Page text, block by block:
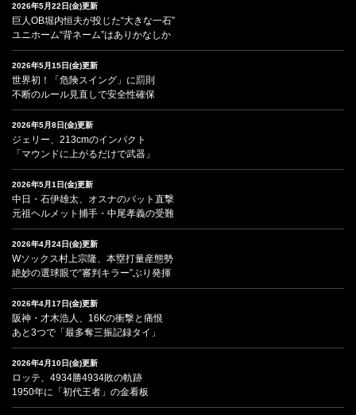
2026年5月22日(金)更新
巨人OB堀内恒夫が投じた“大きな一石”
ユニホーム“背ネーム”はありかなしか
2026年5月15日(金)更新
世界初！「危険スイング」に罰則
不断のルール見直しで安全性確保
2026年5月8日(金)更新
ジェリー、213cmのインパクト
「マウンドに上がるだけで武器」
2026年5月1日(金)更新
中日・石伊雄太、オスナのバット直撃
元祖ヘルメット捕手・中尾孝義の受難
2026年4月24日(金)更新
Wソックス村上宗隆、本塁打量産態勢
絶妙の選球眼で“審判キラー”ぶり発揮
2026年4月17日(金)更新
阪神・才木浩人、16Kの衝撃と痛恨
あと3つで「最多奪三振記録タイ」
2026年4月10日(金)更新
ロッテ、4934勝4934敗の軌跡
1950年に「初代王者」の金看板